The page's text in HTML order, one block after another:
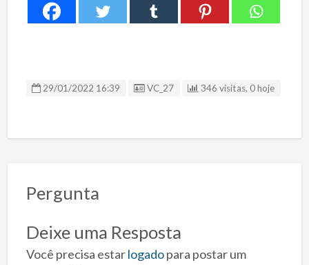
29/01/2022 16:39 ID Anúncio
VC_27 346 visitas, 0 hoje
Pergunta
Deixe uma Resposta
Você precisa estarlogadopara postar um